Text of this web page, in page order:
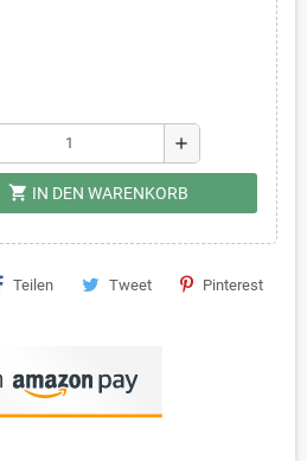
add
shopping_cart IN DEN WARENKORB
Teilen Tweet Pinterest